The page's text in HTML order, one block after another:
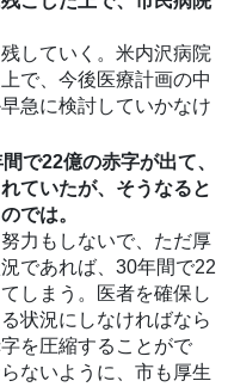
していく。米内沢病院
で、今後医療計画の中
急に検討していかなけ
で22億の赤字が出て、
ていたが、そうなると
では。
力もしないで、ただ厚
であれば、30年間で22
しまう。医者を確保し
状況にしなければなら
を圧縮することがで
ないように、市も厚生